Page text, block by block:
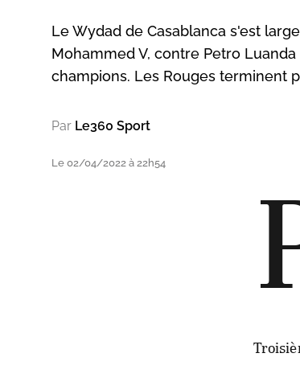
Le Wydad de Casablanca s'est
Mohammed V, contre Petro
champions. Les Rouges terminent
Par Le360 Sport
Le 02/04/2022 à 22h54